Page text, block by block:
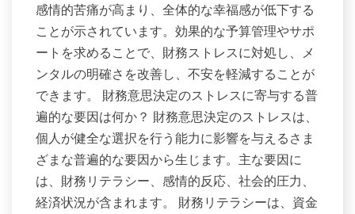
感情的苦痛が高まり、全体的な幸福感が低下する
ことが示されています。効果的な予算管理やサポ
ートを求めることで、財務ストレスに対処し、メ
ンタルの明確さを改善し、不安を軽減することが
できます。 財務意思決定のストレスに寄与する普
遍的な要因は何か？ 財務意思決定のストレスは、
個人が健全な選択を行う能力に影響を与えるさま
ざまな普遍的な要因から生じます。主な要因に
は、財務リテラシー、感情的反応、社会的圧力、
経済状況が含まれます。 財務リテラシーは、資金